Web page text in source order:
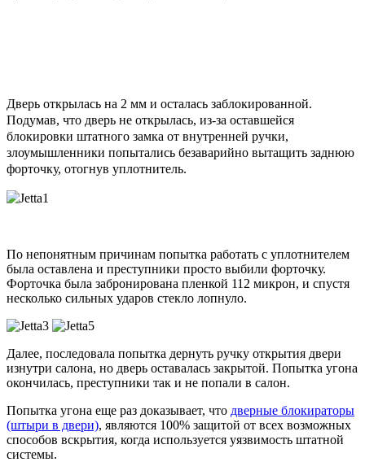
Дверь открылась на 2 мм и осталась заблокированной.
Подумав, что дверь не открылась, из-за оставшейся
блокировки штатного замка от внутренней ручки,
злоумышленники попытались безаварийно вытащить заднюю
форточку, отогнув уплотнитель.
По непонятным причинам попытка работать с уплотнителем
была оставлена и преступники просто выбили форточку.
Форточка была забронирована пленкой 112 микрон, и спустя
несколько сильных ударов стекло лопнуло.
Далее, последовала попытка дернуть ручку открытия двери
изнутри салона, но дверь оставалась закрытой. Попытка угона
окончилась, преступники так и не попали в салон.
Попытка угона еще раз доказывает, что дверные блокираторы
(штыри в двери), являются 100% защитой от всех возможных
способов вскрытия, когда используется уязвимость штатной
системы.